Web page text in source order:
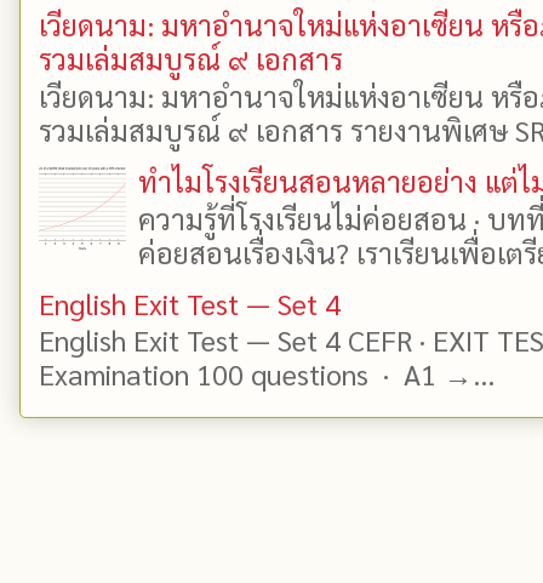
เวียดนาม: มหาอำนาจใหม่แห่งอาเซียน ห
รวมเล่มสมบูรณ์ ๙ เอกสาร
เวียดนาม: มหาอำนาจใหม่แห่งอาเซียน ห
รวมเล่มสมบูรณ์ ๙ เอกสาร รายงานพิเศษ
ทำไมโรงเรียนสอนหลายอย่าง แต่ไ
ความรู้ที่โรงเรียนไม่ค่อยสอน · บ
ค่อยสอนเรื่องเงิน? เราเรียนเพื่อเต
English Exit Test — Set 4
English Exit Test — Set 4 CEFR · EXIT
Examination 100 questions · A1 →...